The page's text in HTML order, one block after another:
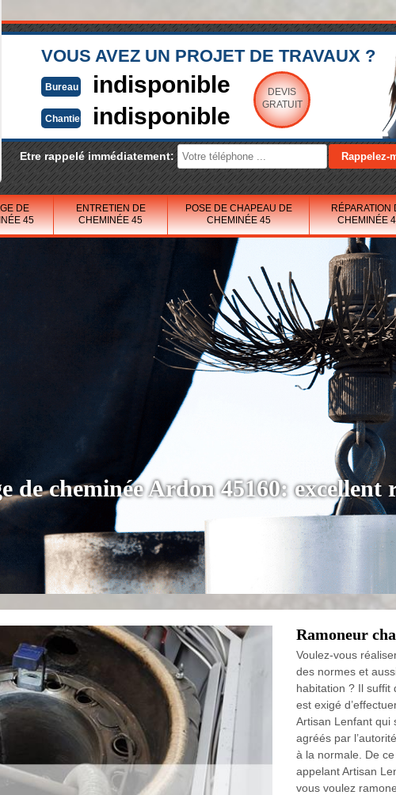
VOUS AVEZ UN PROJET DE TRAVAUX ?
Bureau indisponible
Chantier indisponible
DEVIS
GRATUIT
Etre rappelé immédiatement:
DE
45
ENTRETIEN DE
CHEMINÉE 45
POSE DE CHAPEAU DE
CHEMINÉE 45
RÉPARATION
CHEMINÉE
de cheminée Ardon 45160: excellent
Ramoneur
Voulez-vous
des normes et
habitation ? Il suffit
est exigé
Artisan Lenfant qui
agréés par
à la normale. De
appelant Artisan
vous voulez